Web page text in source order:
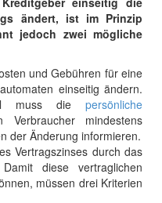
ändert, ist im Prinzip
jedoch zwei mögliche
und Gebühren für eine
einseitig ändern.
muss die persönliche
Verbraucher mindestens
der Änderung informieren.
Vertragszinses durch das
diese vertraglichen
müssen drei Kriterien